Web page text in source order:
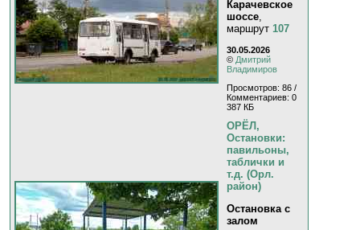
Карачевское
шоссе,
маршрут 107
30.05.2026
© Дмитрий
Владимиров
Просмотров: 86 /
Комментариев: 0
387 КБ
ОРЁЛ,
Остановки:
павильоны,
таблички и
т.д. (Орл.
район)
Остановка с
залом